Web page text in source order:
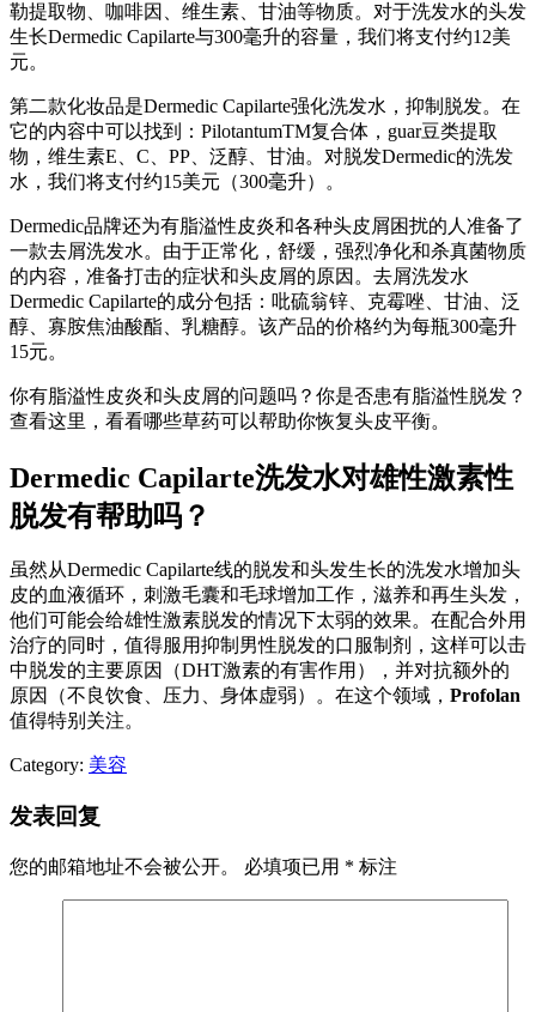
勒提取物、咖啡因、维生素、甘油等物质。对于洗发水的头发
生长Dermedic Capilarte与300毫升的容量，我们将支付约12美
元。
第二款化妆品是Dermedic Capilarte强化洗发水，抑制脱发。在
它的内容中可以找到：PilotantumTM复合体，guar豆类提取
物，维生素E、C、PP、泛醇、甘油。对脱发Dermedic的洗发
水，我们将支付约15美元（300毫升）。
Dermedic品牌还为有脂溢性皮炎和各种头皮屑困扰的人准备了
一款去屑洗发水。由于正常化，舒缓，强烈净化和杀真菌物质
的内容，准备打击的症状和头皮屑的原因。去屑洗发水
Dermedic Capilarte的成分包括：吡硫翁锌、克霉唑、甘油、泛
醇、寡胺焦油酸酯、乳糖醇。该产品的价格约为每瓶300毫升
15元。
你有脂溢性皮炎和头皮屑的问题吗？你是否患有脂溢性脱发？
查看这里，看看哪些草药可以帮助你恢复头皮平衡。
Dermedic Capilarte洗发水对雄性激素性
脱发有帮助吗？
虽然从Dermedic Capilarte线的脱发和头发生长的洗发水增加头
皮的血液循环，刺激毛囊和毛球增加工作，滋养和再生头发，
他们可能会给雄性激素脱发的情况下太弱的效果。在配合外用
治疗的同时，值得服用抑制男性脱发的口服制剂，这样可以击
中脱发的主要原因（DHT激素的有害作用），并对抗额外的
原因（不良饮食、压力、身体虚弱）。在这个领域， Profolan
值得特别关注。
Category: 美容
发表回复
您的邮箱地址不会被公开。 必填项已用 * 标注